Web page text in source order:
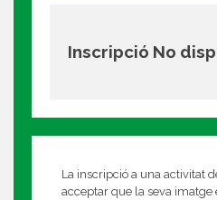
Inscripció No
La inscripció a una activitat
acceptar que la seva imatge